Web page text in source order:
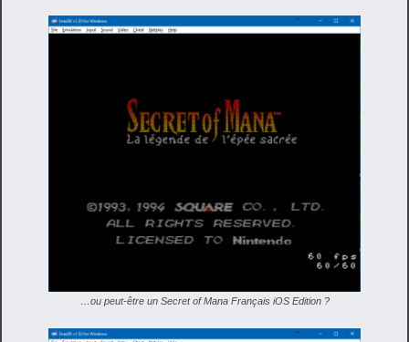
…ou peut-être un Secret of Mana Français iOS Edition ?